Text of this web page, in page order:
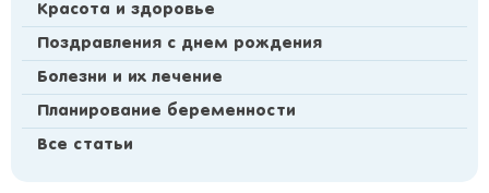
Красота и здоровье
Поздравления с днем рождения
Болезни и их лечение
Планирование беременности
Все статьи